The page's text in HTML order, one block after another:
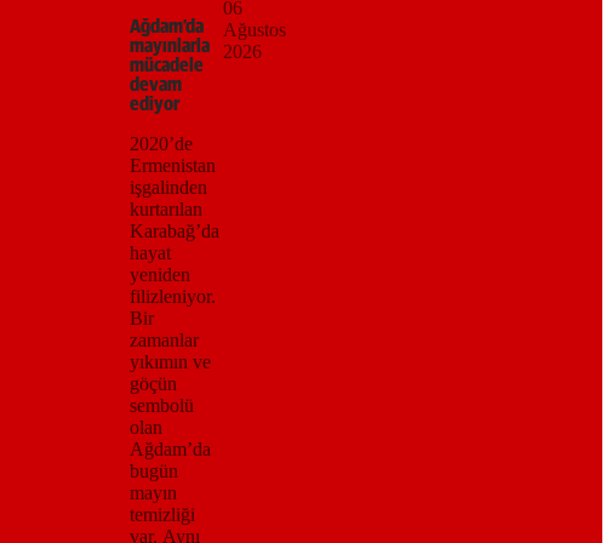
Ağdam’da
mayınlarla
mücadele
devam
ediyor
2020’de
Ermenistan
işgalinden
kurtarılan
Karabağ’da
hayat
yeniden
filizleniyor.
Bir
zamanlar
yıkımın ve
göçün
sembolü
olan
Ağdam’da
bugün
mayın
temizliği
var. Aynı
06
Ağustos
2026